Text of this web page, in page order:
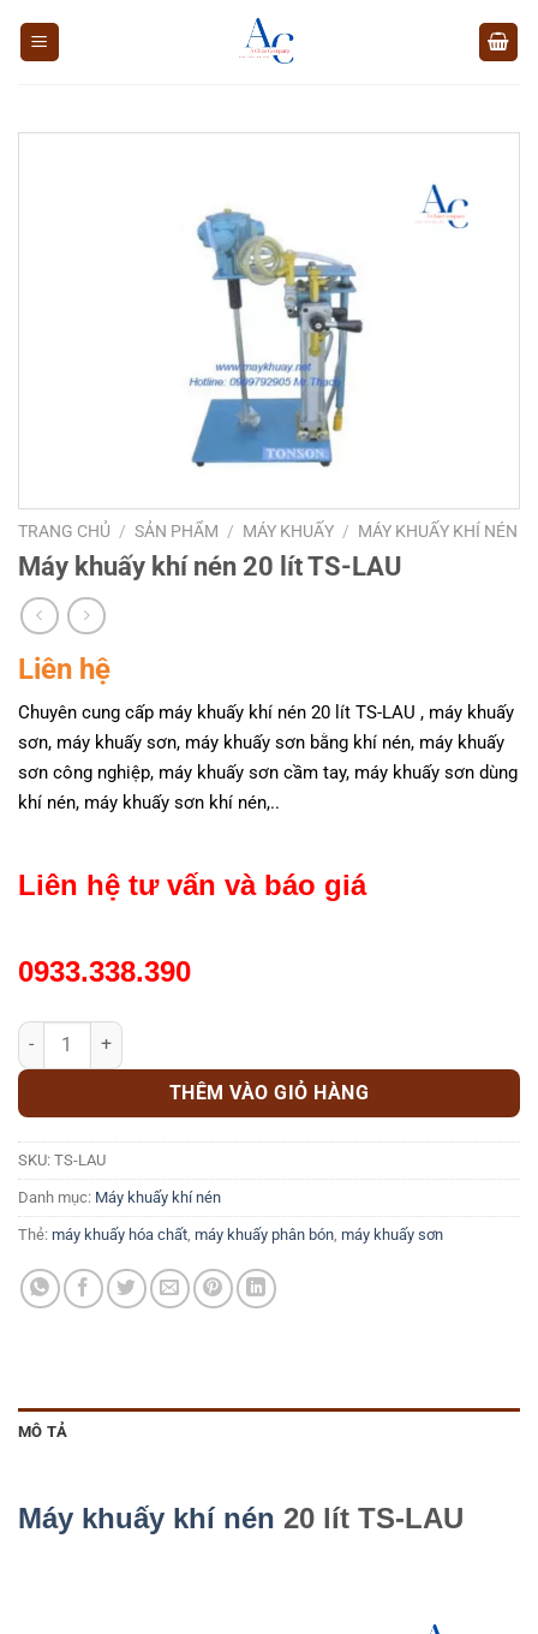
TRANG CHỦ / SẢN PHẨM / MÁY KHUẤY / MÁY KHUẤY KHÍ NÉN
Máy khuấy khí nén 20 lít TS-LAU
Liên hệ
Chuyên cung cấp máy khuấy khí nén 20 lít TS-LAU , máy khuấy
sơn, máy khuấy sơn, máy khuấy sơn bằng khí nén, máy khuấy
sơn công nghiệp, máy khuấy sơn cầm tay, máy khuấy sơn dùng
khí nén, máy khuấy sơn khí nén,..
Liên hệ tư vấn và báo giá
0933.338.390
Máy khuấy khí nén 20 lít TS-LAU số lượng
THÊM VÀO GIỎ HÀNG
SKU: TS-LAU
Danh mục: Máy khuấy khí nén
Thẻ: máy khuấy hóa chất, máy khuấy phân bón, máy khuấy sơn
MÔ TẢ
Máy khuấy khí nén 20 lít TS-LAU